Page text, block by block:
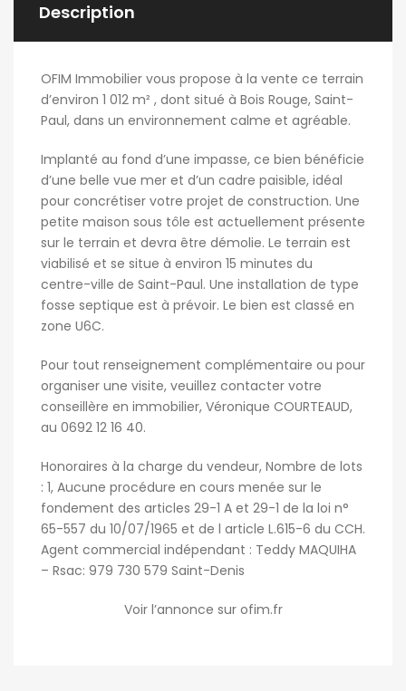
Description
OFIM Immobilier vous propose à la vente ce terrain
d’environ 1 012 m² , dont situé à Bois Rouge, Saint-
Paul, dans un environnement calme et agréable.
Implanté au fond d’une impasse, ce bien bénéficie
d’une belle vue mer et d’un cadre paisible, idéal
pour concrétiser votre projet de construction. Une
petite maison sous tôle est actuellement présente
sur le terrain et devra être démolie. Le terrain est
viabilisé et se situe à environ 15 minutes du
centre-ville de Saint-Paul. Une installation de type
fosse septique est à prévoir. Le bien est classé en
zone U6C.
Pour tout renseignement complémentaire ou pour
organiser une visite, veuillez contacter votre
conseillère en immobilier, Véronique COURTEAUD,
au 0692 12 16 40.
Honoraires à la charge du vendeur, Nombre de lots
: 1, Aucune procédure en cours menée sur le
fondement des articles 29-1 A et 29-1 de la loi n°
65-557 du 10/07/1965 et de l article L.615-6 du CCH.
Agent commercial indépendant : Teddy MAQUIHA
– Rsac: 979 730 579 Saint-Denis
Voir l’annonce sur ofim.fr